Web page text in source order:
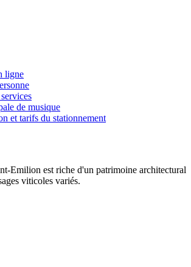
ligne
de musique
et tarifs du stationnement
Emilion est riche d'un patrimoine architectural
viticoles variés.